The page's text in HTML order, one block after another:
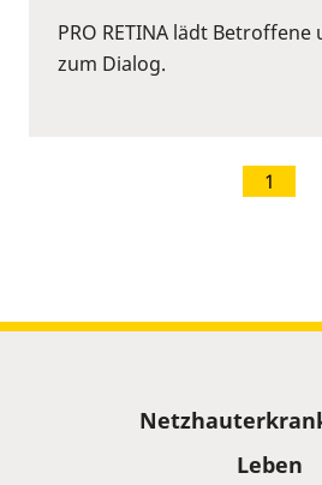
PRO RETINA lädt Betroffene
zum Dialog.
1
Leben